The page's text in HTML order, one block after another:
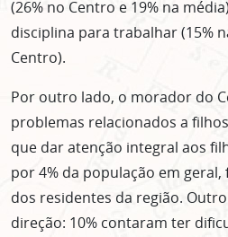
(26% no Centro e 19% na
disciplina para trabalhar (15%
Centro).
Por outro lado, o morador do
problemas relacionados a
que dar atenção integral aos
por 4% da população em
dos residentes da região.
direção: 10% contaram ter